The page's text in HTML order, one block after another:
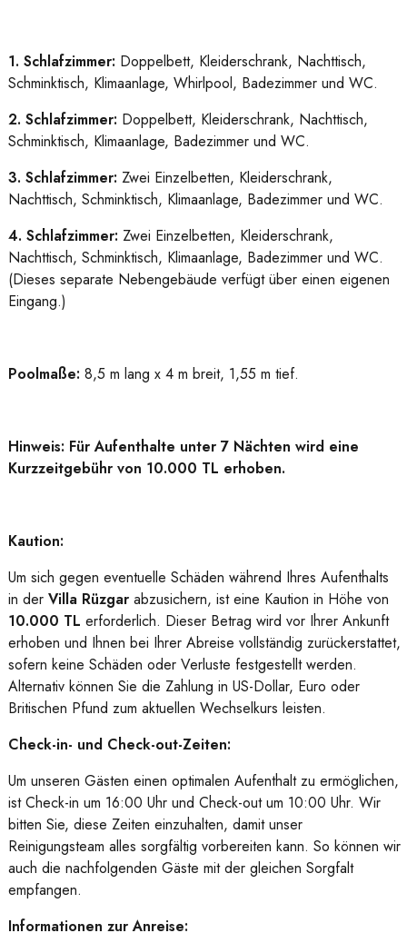
1. Schlafzimmer: Doppelbett, Kleiderschrank, Nachttisch,
Schminktisch, Klimaanlage, Whirlpool, Badezimmer und WC.
2. Schlafzimmer: Doppelbett, Kleiderschrank, Nachttisch,
Schminktisch, Klimaanlage, Badezimmer und WC.
3. Schlafzimmer: Zwei Einzelbetten, Kleiderschrank,
Nachttisch, Schminktisch, Klimaanlage, Badezimmer und WC.
4. Schlafzimmer: Zwei Einzelbetten, Kleiderschrank,
Nachttisch, Schminktisch, Klimaanlage, Badezimmer und WC.
(Dieses separate Nebengebäude verfügt über einen eigenen
Eingang.)
Poolmaße: 8,5 m lang x 4 m breit, 1,55 m tief.
Hinweis: Für Aufenthalte unter 7 Nächten wird eine
Kurzzeitgebühr von 10.000 TL erhoben.
Kaution:
Um sich gegen eventuelle Schäden während Ihres Aufenthalts
in der Villa Rüzgarabzusichern, ist eine Kaution in Höhe von
10.000 TL erforderlich. Dieser Betrag wird vor Ihrer Ankunft
erhoben und Ihnen bei Ihrer Abreise vollständig zurückerstattet,
sofern keine Schäden oder Verluste festgestellt werden.
Alternativ können Sie die Zahlung in US-Dollar, Euro oder
Britischen Pfund zum aktuellen Wechselkurs leisten.
Check-in- und Check-out-Zeiten:
Um unseren Gästen einen optimalen Aufenthalt zu ermöglichen,
ist Check-in um 16:00 Uhr und Check-out um 10:00 Uhr. Wir
bitten Sie, diese Zeiten einzuhalten, damit unser
Reinigungsteam alles sorgfältig vorbereiten kann. So können wir
auch die nachfolgenden Gäste mit der gleichen Sorgfalt
empfangen.
Informationen zur Anreise: